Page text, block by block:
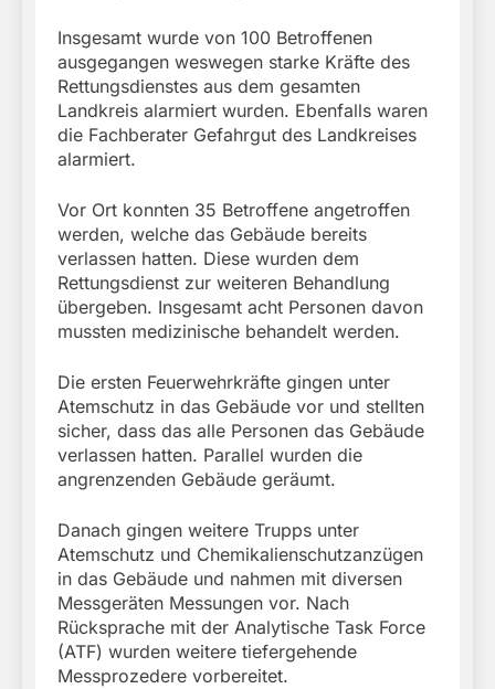
Insgesamt wurde von 100 Betroffenen
ausgegangen weswegen starke Kräfte des
Rettungsdienstes aus dem gesamten
Landkreis alarmiert wurden. Ebenfalls waren
die Fachberater Gefahrgut des Landkreises
alarmiert.
Vor Ort konnten 35 Betroffene angetroffen
werden, welche das Gebäude bereits
verlassen hatten. Diese wurden dem
Rettungsdienst zur weiteren Behandlung
übergeben. Insgesamt acht Personen davon
mussten medizinische behandelt werden.
Die ersten Feuerwehrkräfte gingen unter
Atemschutz in das Gebäude vor und stellten
sicher, dass das alle Personen das Gebäude
verlassen hatten. Parallel wurden die
angrenzenden Gebäude geräumt.
Danach gingen weitere Trupps unter
Atemschutz und Chemikalienschutzanzügen
in das Gebäude und nahmen mit diversen
Messgeräten Messungen vor. Nach
Rücksprache mit der Analytische Task Force
(ATF) wurden weitere tiefergehende
Messprozedere vorbereitet.